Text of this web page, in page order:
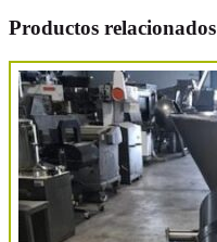
Productos relacionados